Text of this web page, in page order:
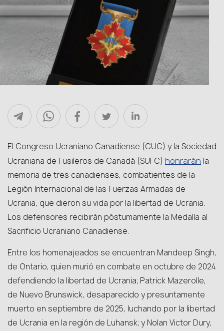
El Congreso Ucraniano Canadiense (CUC) y la Sociedad
Ucraniana de Fusileros de Canadá (SUFC) honrarán la
memoria de tres canadienses, combatientes de la
Legión Internacional de las Fuerzas Armadas de
Ucrania, que dieron su vida por la libertad de Ucrania.
Los defensores recibirán póstumamente la Medalla al
Sacrificio Ucraniano Canadiense.
Entre los homenajeados se encuentran Mandeep Singh,
de Ontario, quien murió en combate en octubre de 2024
defendiendo la libertad de Ucrania; Patrick Mazerolle,
de Nuevo Brunswick, desaparecido y presuntamente
muerto en septiembre de 2025, luchando por la libertad
de Ucrania en la región de Luhansk; y Nolan Victor Dury,